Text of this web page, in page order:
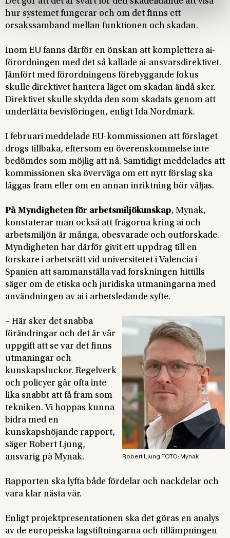
hur systemet fungerar och om det finns ett
orsakssamband mellan funktionen och skadan.
Inom EU fanns därför en önskan att komplettera ai-
förordningen med det så kallade ai-ansvarsdirektivet.
Jämfört med förordningens förebyggande fokus
skulle direktivet hantera läget om skadan ändå sker.
Direktivet skulle skydda den som skadats genom att
underlätta bevisföringen, enligt Ida Nordmark.
I februari meddelade EU-kommissionen att förslaget
drogs tillbaka, eftersom en överenskommelse inte
bedömdes som möjlig att nå. Samtidigt meddelades att
kommissionen ska överväga om ett nytt förslag ska
läggas fram eller om en annan inriktning bör väljas.
På Myndigheten för arbetsmiljökunskap, Mynak,
konstaterar man också att frågorna kring ai och
arbetsmiljön är många, obesvarade och outforskade.
Myndigheten har därför givit ett uppdrag till en
forskare i arbetsrätt vid universitetet i Valencia i
Spanien att sammanställa vad forskningen hittills
säger om de etiska och juridiska utmaningarna med
användningen av ai i arbetsledande syfte.
Robert Ljung FOTO: Mynak
– Här sker det snabba
förändringar och det är vår
uppgift att se var det finns
utmaningar och
kunskapsluckor. Regelverk
och policyer går ofta inte
lika snabbt att få fram som
tekniken. Vi hoppas kunna
bidra med en
kunskapshöjande rapport,
säger Robert Ljung,
ansvarig på Mynak.
Rapporten ska lyfta både fördelar och nackdelar och
vara klar nästa vår.
Enligt projektpresentationen ska det göras en analys
av de europeiska lagstiftningarna och tillämpningen